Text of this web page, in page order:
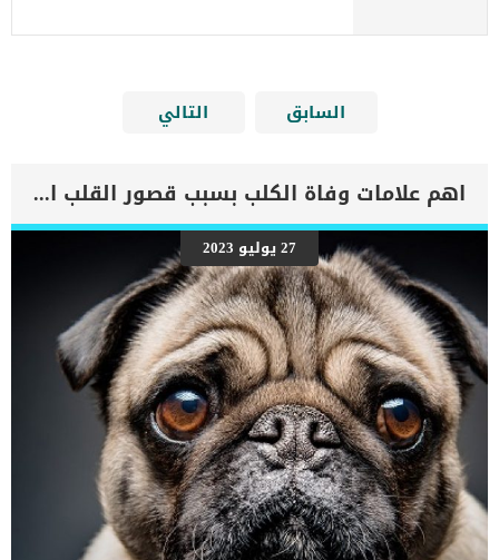
السابق التالي
اهم علامات وفاة الكلب بسبب قصور القلب الاحتقانى
27 يوليو 2023